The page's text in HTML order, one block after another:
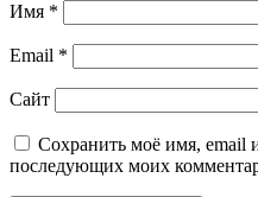
Имя *
Email *
Сайт
Сохранить моё имя, email
последующих моих